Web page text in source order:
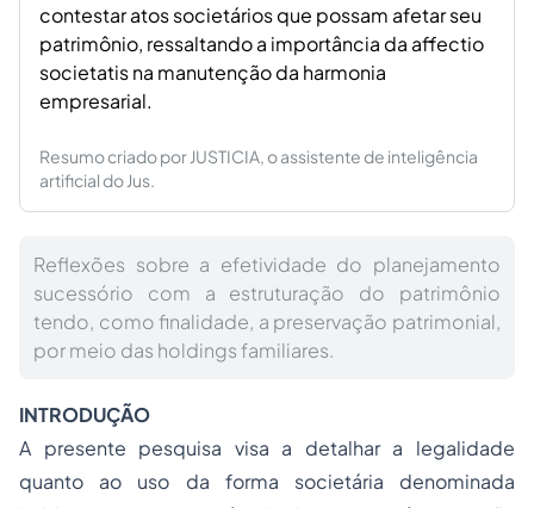
contestar atos societários que possam afetar seu
patrimônio, ressaltando a importância da affectio
societatis na manutenção da harmonia
empresarial.
Resumo criado por JUSTICIA, o assistente de inteligência
artificial do Jus.
Reflexões sobre a efetividade do planejamento
sucessório com a estruturação do patrimônio
tendo, como finalidade, a preservação patrimonial,
por meio das holdings familiares.
INTRODUÇÃO
A presente pesquisa visa a detalhar a legalidade
quanto ao uso da forma societária denominada